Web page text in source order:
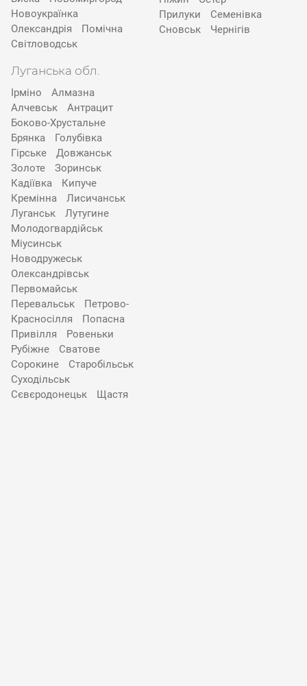
Новоукраїнка
Олександрія
Помічна
Світловодськ
Луганська обл.
Ірміно
Алмазна
Алчевськ
Антрацит
Боково-Хрустальне
Брянка
Голубівка
Гірське
Довжанськ
Золоте
Зоринськ
Кадіївка
Кипуче
Кремінна
Лисичанськ
Луганськ
Лутугине
Молодогвардійськ
Міусинськ
Новодружеськ
Олександрівськ
Первомайськ
Перевальськ
Петрово-
Красносілля
Попасна
Привілля
Ровеньки
Рубіжне
Сватове
Сорокине
Старобільськ
Суходільськ
Сєвєродонецьк
Щастя
Прилуки
Семенівка
Сновськ
Чернігів